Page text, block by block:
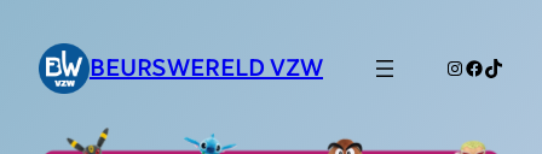
naar
BEURSWERELD VZW Instagram